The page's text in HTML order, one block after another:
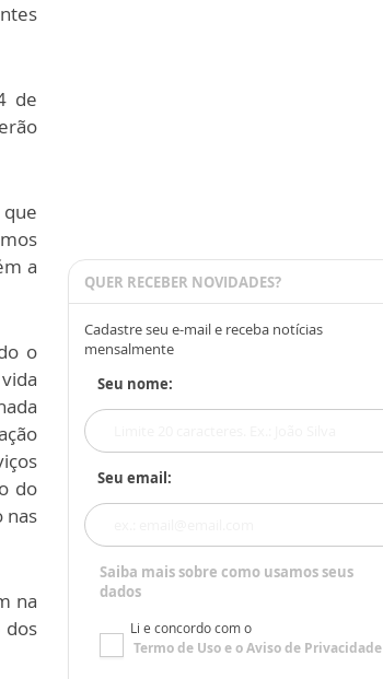
de
a
o
do
nas
na
dos
QUER RECEBER NOVIDADES?
Cadastre seu e-mail e receba notícias
mensalmente
Seu nome:
Seu email:
Saiba mais sobre como usamos seus
dados
Li e concordo com o
Termo de Usoe oAviso de Privacidade